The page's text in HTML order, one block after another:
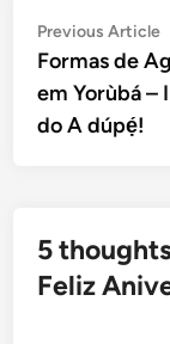
Navegação
de
Post
Previous Article
Formas de
em Yorùbá –
do A dúpẹ́!
5
Feliz